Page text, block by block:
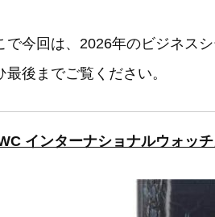
で今回は、2026年のビジネス
最後までご覧ください。
インターナショナルウォッ